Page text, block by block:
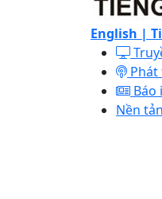
English |
Báo
Nền